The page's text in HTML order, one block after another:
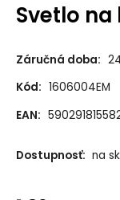
Svetlo na
Záručná doba:
Kód: 1606004EM
EAN:
Dostupnosť: na